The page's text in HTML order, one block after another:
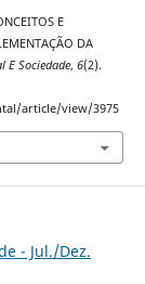
E
DA
E Sociedade, 6(2).
article/view/3975
- Jul./Dez.